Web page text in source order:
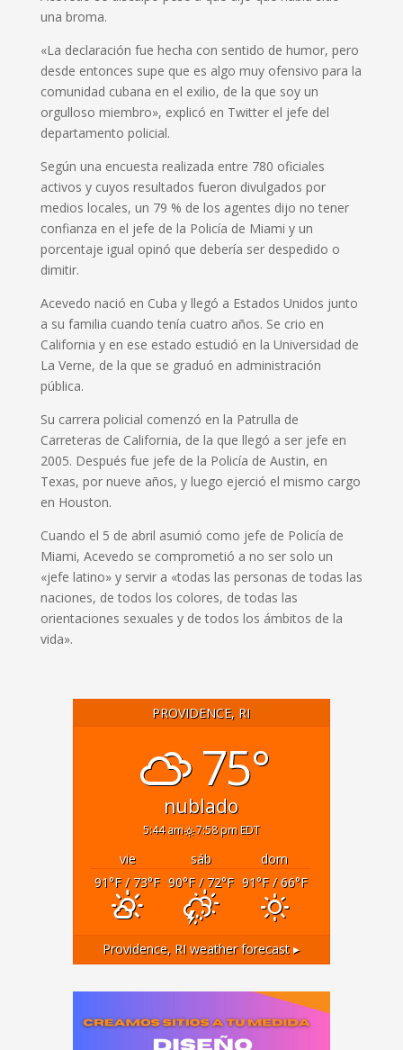
una broma.
«La declaración fue hecha con sentido de humor, pero
desde entonces supe que es algo muy ofensivo para la
comunidad cubana en el exilio, de la que soy un
orgulloso miembro», explicó en Twitter el jefe del
departamento policial.
Según una encuesta realizada entre 780 oficiales
activos y cuyos resultados fueron divulgados por
medios locales, un 79 % de los agentes dijo no tener
confianza en el jefe de la Policía de Miami y un
porcentaje igual opinó que debería ser despedido o
dimitir.
Acevedo nació en Cuba y llegó a Estados Unidos junto
a su familia cuando tenía cuatro años. Se crio en
California y en ese estado estudió en la Universidad de
La Verne, de la que se graduó en administración
pública.
Su carrera policial comenzó en la Patrulla de
Carreteras de California, de la que llegó a ser jefe en
2005. Después fue jefe de la Policía de Austin, en
Texas, por nueve años, y luego ejerció el mismo cargo
en Houston.
Cuando el 5 de abril asumió como jefe de Policía de
Miami, Acevedo se comprometió a no ser solo un
«jefe latino» y servir a «todas las personas de todas las
naciones, de todos los colores, de todas las
orientaciones sexuales y de todos los ámbitos de la
vida».
PROVIDENCE, RI
75°
nublado
5:44 am 7:58 pm EDT
vie sáb
dom
91°F/ 73°F 90°F/ 72°F 91°F/ 66°F
Providence, RI weather forecast ▸